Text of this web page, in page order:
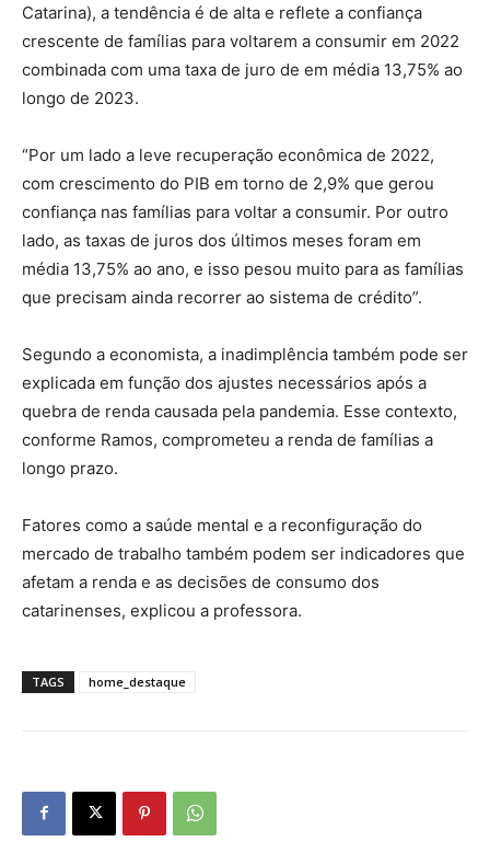
Catarina), a tendência é de alta e reflete a confiança
crescente de famílias para voltarem a consumir em 2022
combinada com uma taxa de juro de em média 13,75% ao
longo de 2023.
“Por um lado a leve recuperação econômica de 2022,
com crescimento do PIB em torno de 2,9% que gerou
confiança nas famílias para voltar a consumir. Por outro
lado, as taxas de juros dos últimos meses foram em
média 13,75% ao ano, e isso pesou muito para as famílias
que precisam ainda recorrer ao sistema de crédito”.
Segundo a economista, a inadimplência também pode ser
explicada em função dos ajustes necessários após a
quebra de renda causada pela pandemia. Esse contexto,
conforme Ramos, comprometeu a renda de famílias a
longo prazo.
Fatores como a saúde mental e a reconfiguração do
mercado de trabalho também podem ser indicadores que
afetam a renda e as decisões de consumo dos
catarinenses, explicou a professora.
TAGS home_destaque